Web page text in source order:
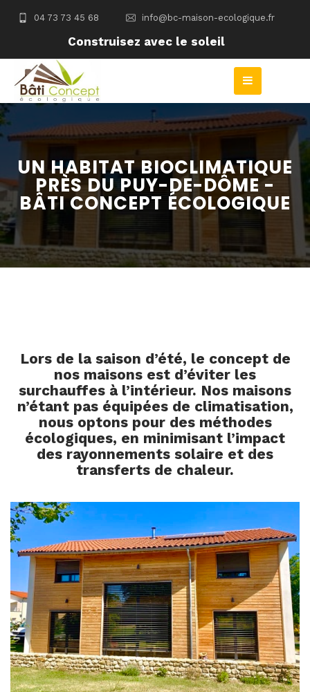
04 73 73 45 68 info@bc-maison-ecologique.fr
Construisez avec le soleil
UN HABITAT BIOCLIMATIQUE
PRÈS DU PUY-DE-DÔME -
BÂTI CONCEPT ÉCOLOGIQUE
Lors de la saison d’été, le concept de
nos maisons est d’éviter les
surchauffes à l’intérieur. Nos maisons
n’étant pas équipées de climatisation,
nous optons pour des méthodes
écologiques, en minimisant l’impact
des rayonnements solaire et des
transferts de chaleur.